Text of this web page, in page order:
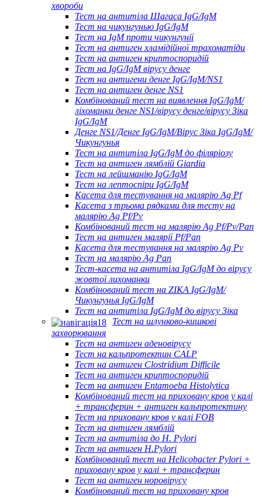
хвороби
Тест на антитіла Шагаса IgG/IgM
Тест на чикунгунью IgG/IgM
Тест на IgM проти чикунгунії
Тест на антиген хламідійної трахоматіди
Тест на антиген криптоспоридій
Тест на IgG/IgM вірусу денге
Тест на антигени денге IgG/IgM/NS1
Тест на антиген денге NS1
Комбінований тест на виявлення IgG/IgM/
ліхоманки денге NS1/вірусу денге/вірусу Зіка
IgG/IgM
Денге NS1/Денге IgG/IgM/Вірус Зіка IgG/IgM/
Чикунгунья
Тест на антитіла IgG/IgM до філяріозу
Тест на антиген лямблій Giardia
Тест на лейшманію IgG/IgM
Тест на лептоспіри IgG/IgM
Касета для тестування на малярію Ag Pf
Касета з трьома рядками для тесту на
малярію Ag Pf/Pv
Комбінований тест на малярію Ag Pf/Pv/Pan
Тест на антиген малярії Pf/Pan
Касета для тестування на малярію Ag Pv
Тест на малярію Ag Pan
Тест-касета на антитіла IgG/IgM до вірусу
жовтої лихоманки
Комбінований тест на ZIKA IgG/IgM/
Чикунгунья IgG/IgM
Тест на антитіла IgG/IgM до вірусу Зіка
Тест на шлунково-кишкові
захворювання
Тест на антиген аденовірусу
Тест на кальпротектин CALP
Тест на антиген Clostridium Difficile
Тест на антиген криптоспоридій
Тест на антиген Entamoeba Histolytica
Комбінований тест на приховану кров у калі
+ трансферин + антиген кальпротектину
Тест на приховану кров у калі FOB
Тест на антиген лямблій
Тест на антитіла до H. Pylori
Тест на антиген H.Pylori
Комбінований тест на Helicobacter Pylori +
приховану кров у калі + трансферин
Тест на антиген норовірусу
Комбінований тест на приховану кров